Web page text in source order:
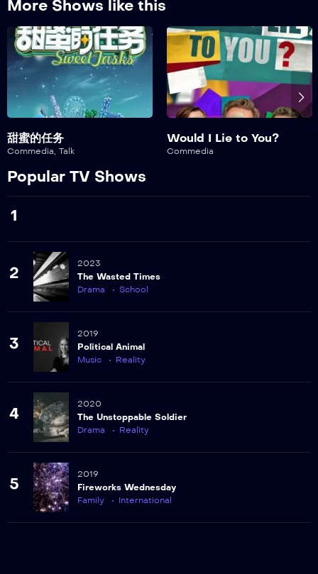
Episodio 312
313
Episodio 313
314
Episodio 314
315
Episodio 315
316
Episodio 316
Episodio 317
More Shows like this
甜蜜的任务
Commedia, Talk
Would I Lie to You?
Commedia
Popular TV Shows
1
2
2023
The Wasted Times
Drama
School
3
2019
Political Animal
Music
Reality
4
2020
The Unstoppable Soldier
Drama
Reality
5
2019
Fireworks Wednesday
Family
International